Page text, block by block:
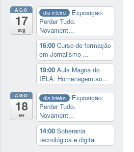
AGO
17
seg
dia inteiro
Exposição:
Perder Tudo.
Novament...
16:00Curso de formação
em Jornalismo ...
19:00Aula Magna do
IELA: Homenagem ao...
AGO
18
ter
dia inteiro
Exposição:
Perder Tudo.
Novament...
14:00Soberania
tecnológica e digital